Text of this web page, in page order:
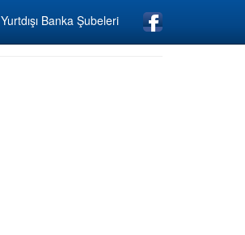
Yurtdışı Banka Şubeleri